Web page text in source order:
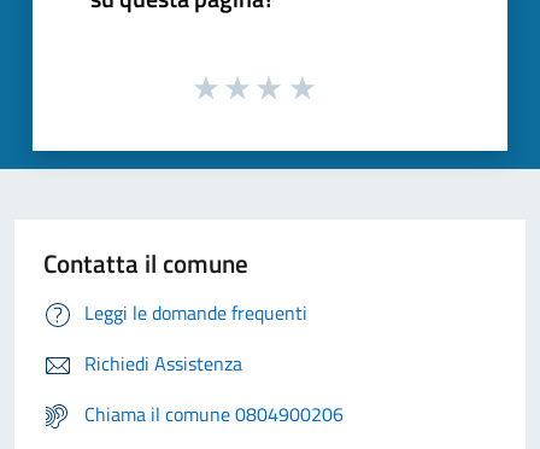
Contatta il comune
Leggi le domande frequenti
Richiedi Assistenza
Chiama il comune 0804900206